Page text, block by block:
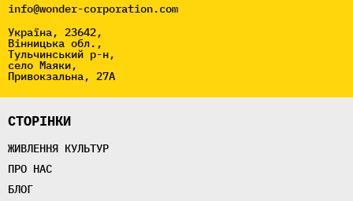
info@wonder-corporation.com
Україна, 23642,
Вінницька обл.,
Тульчинський р-н,
село Маяки,
Привокзальна, 27А
СТОРІНКИ
ЖИВЛЕННЯ КУЛЬТУР
ПРО НАС
БЛОГ